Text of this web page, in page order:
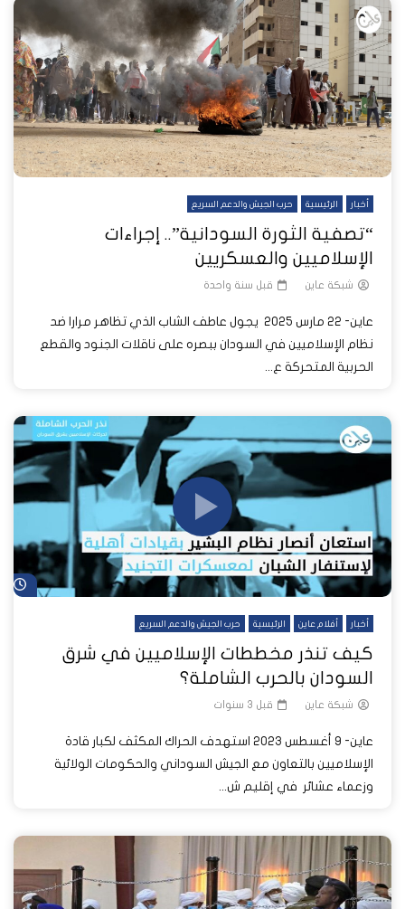
أخبار الرئيسية حرب الجيش والدعم السريع
“تصفية الثورة السودانية”.. إجراءات
الإسلاميين والعسكريين
شبكة عاين قبل سنة واحدة
عاين- 22 مارس 2025 يجول عاطف الشاب الذي تظاهر مرارا ضد
نظام الإسلاميين في السودان ببصره على ناقلات الجنود والقطع
الحربية المتحركة ع...
أخبار أفلام عاين الرئيسية حرب الجيش والدعم السريع
كيف تنذر مخططات الإسلاميين في شرق
السودان بالحرب الشاملة؟
شبكة عاين قبل 3 سنوات
عاين- 9 أغسطس 2023 استهدف الحراك المكثف لكبار قادة
الإسلاميين بالتعاون مع الجيش السوداني والحكومات الولائية
وزعماء عشائر في إقليم ش...